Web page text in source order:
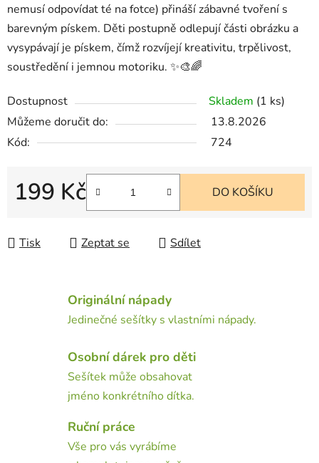
nemusí odpovídat té na fotce) přináší zábavné tvoření s
barevným pískem. Děti postupně odlepují části obrázku a
vysypávají je pískem, čímž rozvíjejí kreativitu, trpělivost,
soustředění i jemnou motoriku. ✨🎨🌈
Dostupnost Skladem (1 ks)
Můžeme doručit do:
13.8.2026
Kód:
724
199 Kč DO KOŠÍKU
Tisk Zeptat se Sdílet
Originální nápady
Jedinečné sešítky s vlastními nápady.
Osobní dárek pro děti
Sešítek může obsahovat
jméno konkrétního dítka.
Ruční práce
Vše pro vás vyrábíme